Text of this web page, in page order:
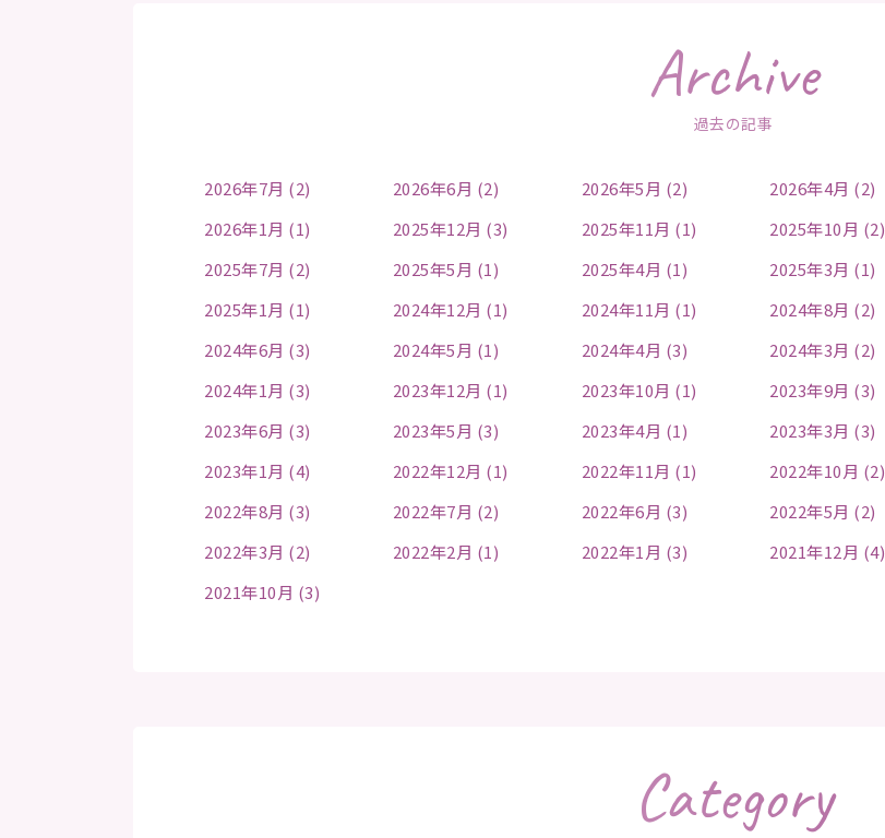
Archive
過去の記事
2026年7月 (2) 2026年6月 (2) 2026年5月 (2) 2026年4月 (2)
2026年1月 (1)
2025年12月 (3) 2025年11月 (1) 2025年10月 (2)
2025年7月 (2)
2025年5月 (1) 2025年4月 (1) 2025年3月 (1)
2025年1月 (1)
2024年12月 (1) 2024年11月 (1) 2024年8月 (2)
2024年6月 (3)
2024年5月 (1) 2024年4月 (3) 2024年3月 (2)
2024年1月 (3)
2023年12月 (1) 2023年10月 (1) 2023年9月 (3)
2023年6月 (3)
2023年5月 (3) 2023年4月 (1) 2023年3月 (3)
2023年1月 (4)
2022年12月 (1) 2022年11月 (1) 2022年10月 (2)
2022年8月 (3)
2022年7月 (2) 2022年6月 (3) 2022年5月 (2)
2022年3月 (2)
2022年2月 (1) 2022年1月 (3) 2021年12月 (4)
2021年10月 (3)
Category